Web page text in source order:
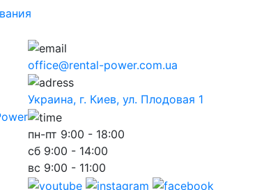
office@rental-power.com.ua
Украина, г. Киев, ул. Плодовая 1
пн-пт 9:00 - 18:00
сб 9:00 - 14:00
вс 9:00 - 11:00